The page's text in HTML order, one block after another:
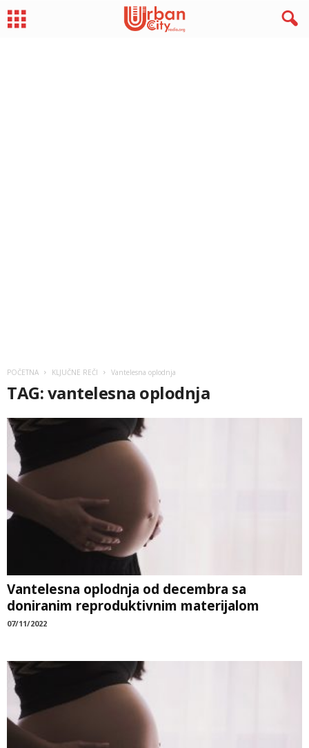
POČETNA KLJUČNE REČI Vantelesna oplodnja
TAG: vantelesna oplodnja
Vantelesna oplodnja od decembra sa
doniranim reproduktivnim materijalom
07/11/2022